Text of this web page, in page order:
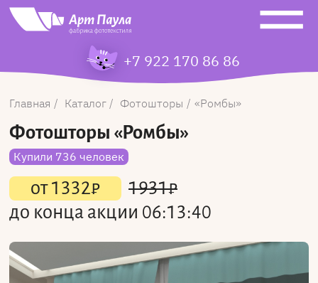
+7 922 170 86 86
Главная Каталог Фотошторы Ромбы
Фотошторы «Ромбы»
Купили 736 человек
от1332₽ 1931₽
до конца акции 06:13:40